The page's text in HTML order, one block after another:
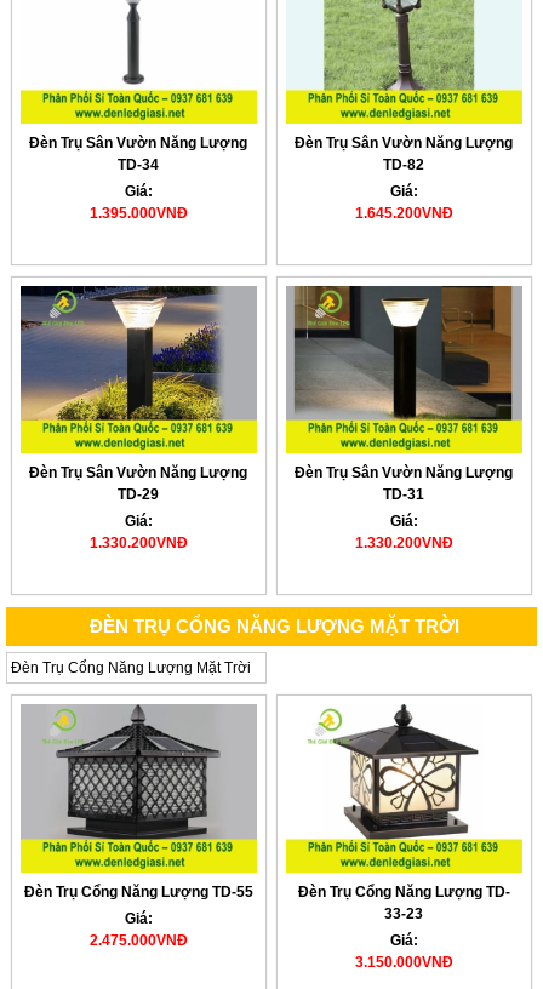
Đèn Trụ Sân Vườn Năng Lượng
TD-34
Giá:
1.395.000VNĐ
Đèn Trụ Sân Vườn Năng Lượng
TD-82
Giá:
1.645.200VNĐ
Đèn Trụ Sân Vườn Năng Lượng
TD-29
Giá:
1.330.200VNĐ
Đèn Trụ Sân Vườn Năng Lượng
TD-31
Giá:
1.330.200VNĐ
ĐÈN TRỤ CỔNG NĂNG LƯỢNG MẶT TRỜI
Đèn Trụ Cổng Năng Lượng Mặt Trời
Đèn Trụ Cổng Năng Lượng TD-55
Giá:
2.475.000VNĐ
Đèn Trụ Cổng Năng Lượng TD-
33-23
Giá:
3.150.000VNĐ